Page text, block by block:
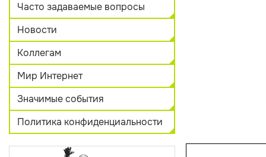
Часто задаваемые вопросы
Новости
Коллегам
Мир Интернет
Значимые события
Политика конфиденциальности